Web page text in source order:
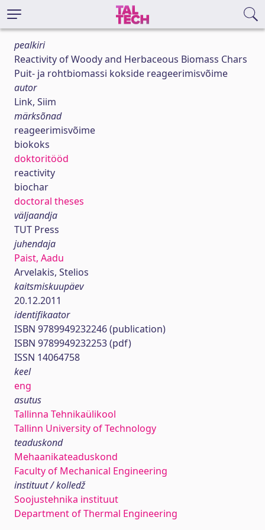
pealkiri
Reactivity of Woody and Herbaceous Biomass Chars
Puit- ja rohtbiomassi kokside reageerimisvõime
autor
Link, Siim
märksõnad
reageerimisvõime
biokoks
doktoritööd
reactivity
biochar
doctoral theses
väljaandja
TUT Press
juhendaja
Paist, Aadu
Arvelakis, Stelios
kaitsmiskuupäev
20.12.2011
identifikaator
ISBN 9789949232246 (publication)
ISBN 9789949232253 (pdf)
ISSN 14064758
keel
eng
asutus
Tallinna Tehnikaülikool
Tallinn University of Technology
teaduskond
Mehaanikateaduskond
Faculty of Mechanical Engineering
instituut / kolledž
Soojustehnika instituut
Department of Thermal Engineering